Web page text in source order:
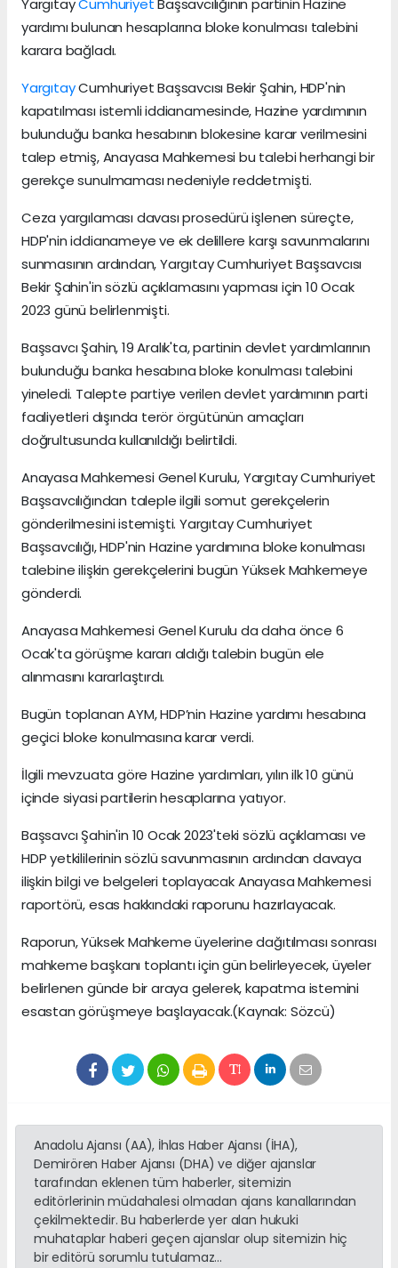
YargıtayCumhuriyet Başsavcılığının partinin Hazine
yardımı bulunan hesaplarına bloke konulması talebini
karara bağladı.
YargıtayCumhuriyet Başsavcısı Bekir Şahin, HDP'nin
kapatılması istemli iddianamesinde, Hazine yardımının
bulunduğu banka hesabının blokesine karar verilmesini
talep etmiş, Anayasa Mahkemesi bu talebi herhangi bir
gerekçe sunulmaması nedeniyle reddetmişti.
Ceza yargılaması davası prosedürü işlenen süreçte,
HDP'nin iddianameye ve ek delillere karşı savunmalarını
sunmasının ardından, Yargıtay Cumhuriyet Başsavcısı
Bekir Şahin'in sözlü açıklamasını yapması için 10 Ocak
2023 günü belirlenmişti.
Başsavcı Şahin, 19 Aralık'ta, partinin devlet yardımlarının
bulunduğu banka hesabına bloke konulması talebini
yineledi. Talepte partiye verilen devlet yardımının parti
faaliyetleri dışında terör örgütünün amaçları
doğrultusunda kullanıldığı belirtildi.
Anayasa Mahkemesi Genel Kurulu, Yargıtay Cumhuriyet
Başsavcılığından taleple ilgili somut gerekçelerin
gönderilmesini istemişti. Yargıtay Cumhuriyet
Başsavcılığı, HDP'nin Hazine yardımına bloke konulması
talebine ilişkin gerekçelerini bugün Yüksek Mahkemeye
gönderdi.
Anayasa Mahkemesi Genel Kurulu da daha önce 6
Ocak'ta görüşme kararı aldığı talebin bugün ele
alınmasını kararlaştırdı.
Bugün toplanan AYM, HDP’nin Hazine yardımı hesabına
geçici bloke konulmasına karar verdi.
İlgili mevzuata göre Hazine yardımları, yılın ilk 10 günü
içinde siyasi partilerin hesaplarına yatıyor.
Başsavcı Şahin'in 10 Ocak 2023'teki sözlü açıklaması ve
HDP yetkililerinin sözlü savunmasının ardından davaya
ilişkin bilgi ve belgeleri toplayacak Anayasa Mahkemesi
raportörü, esas hakkındaki raporunu hazırlayacak.
Raporun, Yüksek Mahkeme üyelerine dağıtılması sonrası
mahkeme başkanı toplantı için gün belirleyecek, üyeler
belirlenen günde bir araya gelerek, kapatma istemini
esastan görüşmeye başlayacak.(Kaynak: Sözcü)
Anadolu Ajansı (AA), İhlas Haber Ajansı (İHA),
Demirören Haber Ajansı (DHA) ve diğer ajanslar
tarafından eklenen tüm haberler, sitemizin
editörlerinin müdahalesi olmadan ajans kanallarından
çekilmektedir. Bu haberlerde yer alan hukuki
muhataplar haberi geçen ajanslar olup sitemizin hiç
bir editörü sorumlu tutulamaz...